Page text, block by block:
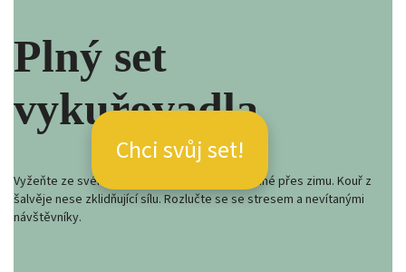
Plný set
vykuřovadla
Vyžeňte ze svého obydlí zlé energie nastřádané přes zimu. Kouř z
šalvěje nese zklidňující sílu. Rozlučte se se stresem a nevítanými
návštěvníky.
Chci svůj set!